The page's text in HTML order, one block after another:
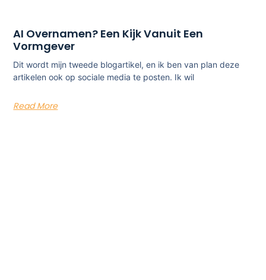
AI Overnamen? Een Kijk Vanuit Een
Vormgever
Dit wordt mijn tweede blogartikel, en ik ben van plan deze
artikelen ook op sociale media te posten. Ik wil
Read More